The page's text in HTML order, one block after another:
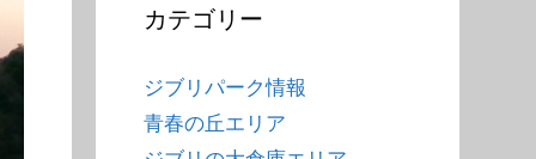
カテゴリー
ジブリパーク情報
青春の丘エリア